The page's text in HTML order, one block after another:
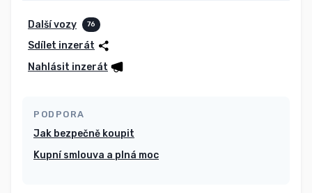
Další vozy 76
Sdílet inzerát
Nahlásit inzerát
PODPORA
Jak bezpečně koupit
Kupní smlouva a plná moc